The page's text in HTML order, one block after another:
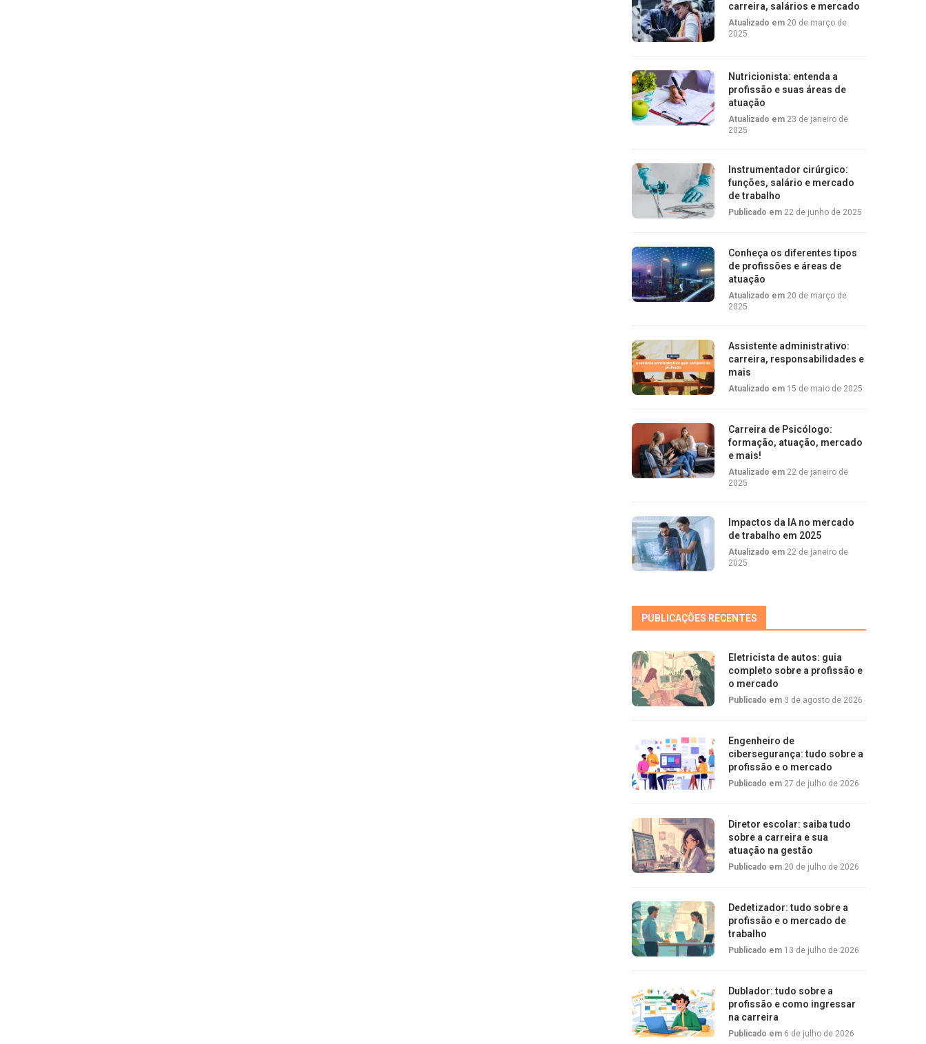
carreira, salários e mercado
Atualizado em 20 de março de
2025
Nutricionista: entenda a
profissão e suas áreas de
atuação
Atualizado em 23 de janeiro de
2025
Instrumentador cirúrgico:
funções, salário e mercado
de trabalho
Publicado em 22 de junho de 2025
Conheça os diferentes tipos
de profissões e áreas de
atuação
Atualizado em 20 de março de
2025
Assistente administrativo:
carreira, responsabilidades e
mais
Atualizado em 15 de maio de 2025
Carreira de Psicólogo:
formação, atuação, mercado
e mais!
Atualizado em 22 de janeiro de
2025
Impactos da IA no mercado
de trabalho em 2025
Atualizado em 22 de janeiro de
2025
PUBLICAÇÕES RECENTES
Eletricista de autos: guia
completo sobre a profissão e
o mercado
Publicado em 3 de agosto de 2026
Engenheiro de
cibersegurança: tudo sobre a
profissão e o mercado
Publicado em 27 de julho de 2026
Diretor escolar: saiba tudo
sobre a carreira e sua
atuação na gestão
Publicado em 20 de julho de 2026
Dedetizador: tudo sobre a
profissão e o mercado de
trabalho
Publicado em 13 de julho de 2026
Dublador: tudo sobre a
profissão e como ingressar
na carreira
Publicado em 6 de julho de 2026